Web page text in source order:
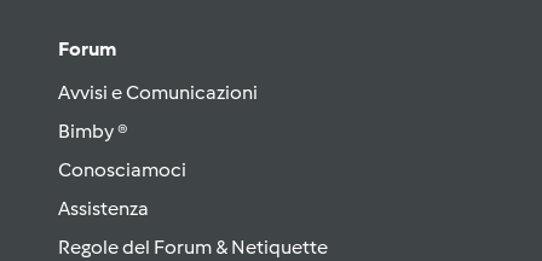
Forum
Avvisi e Comunicazioni
Bimby ®
Conosciamoci
Assistenza
Regole del Forum & Netiquette